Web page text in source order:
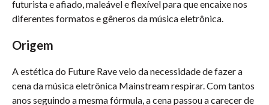
futurista e afiado, maleável e flexível para que encaixe nos
diferentes formatos e gêneros da música eletrônica.
Origem
A estética do Future Rave veio da necessidade de fazer a
cena da música eletrônica Mainstream respirar. Com tantos
anos seguindo a mesma fórmula, a cena passou a carecer de